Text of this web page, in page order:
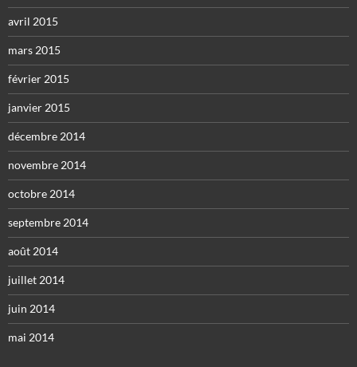
avril 2015
mars 2015
février 2015
janvier 2015
décembre 2014
novembre 2014
octobre 2014
septembre 2014
août 2014
juillet 2014
juin 2014
mai 2014